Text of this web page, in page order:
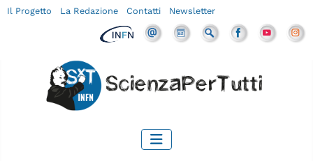
Il Progetto La Redazione Contatti Newsletter